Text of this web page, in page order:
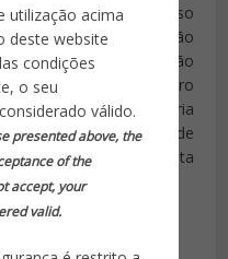
utilização acima
deste website
condições
o seu
válido.
presented above, the
of the
accept, your
valid.
erradas e para isso
bloqueadores que irão
as pessoas se elas não
dispositivos. Outro
trabalhado é a própria
definido quando pode
sempre bem explícita